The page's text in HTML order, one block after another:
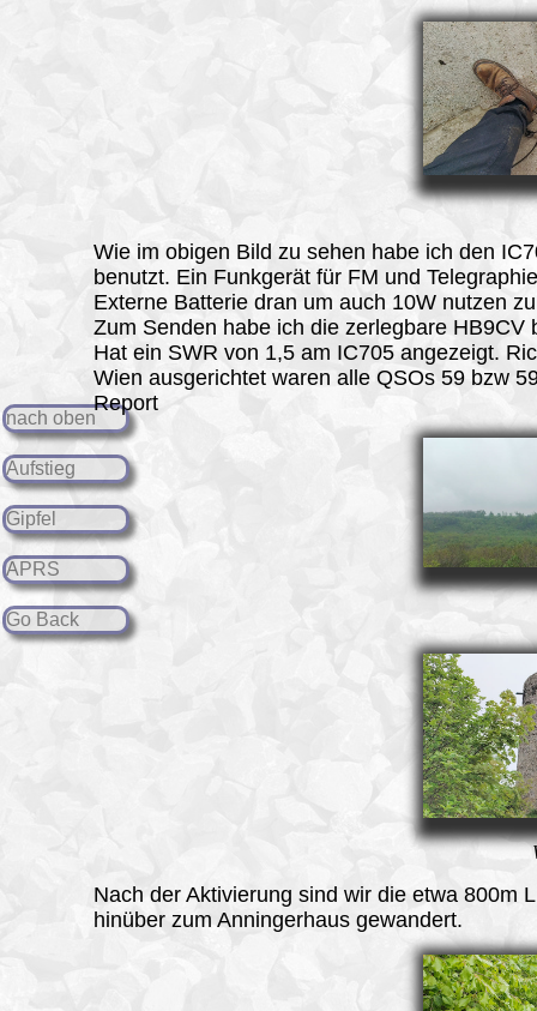
nach oben
Aufstieg
Gipfel
APRS
Go Back
Wie im obigen Bild zu sehen habe ich den
benutzt. Ein Funkgerät für FM und
Externe Batterie dran um auch 10W nutzen
Zum Senden habe ich die zerlegbare HB9CV
Hat ein SWR von 1,5 am IC705 angezeigt.
Wien ausgerichtet waren alle QSOs 59 bzw
Report
Nach der Aktivierung sind wir die etwa 800m
hinüber zum Anningerhaus gewandert.